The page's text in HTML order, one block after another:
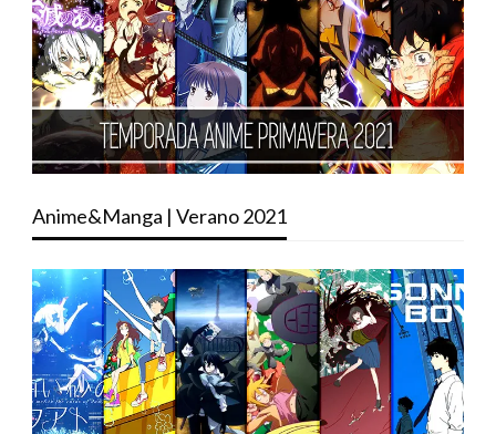
Anime&Manga | Verano 2021